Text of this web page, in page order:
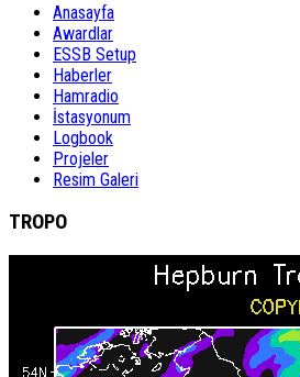
Anasayfa
Awardlar
ESSB Setup
Haberler
Hamradio
İstasyonum
Logbook
Projeler
Resim Galeri
TROPO